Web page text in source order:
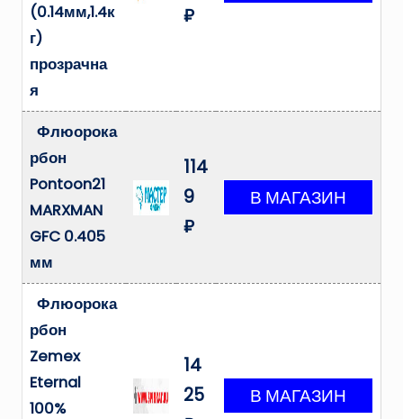
(0.14мм,1.4к
г)
прозрачна
я
₽
Флюорока
рбон
Pontoon21
MARXMAN
GFC 0.405
мм
114
9
₽
Флюорока
рбон
Zemex
Eternal
100%
14
25